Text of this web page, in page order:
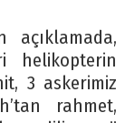
açıklamada,
helikopterin
3 askerimiz
rahmet,